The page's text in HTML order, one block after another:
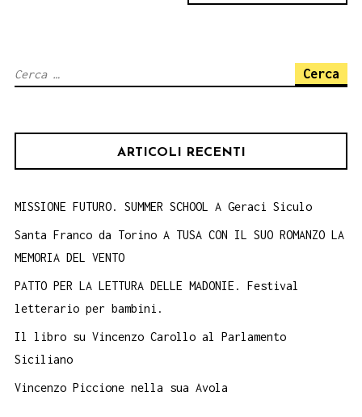
Ricerca
ARTICOLI RECENTI
MISSIONE FUTURO. SUMMER SCHOOL A Geraci Siculo
Santa Franco da Torino A TUSA CON IL SUO ROMANZO LA
MEMORIA DEL VENTO
PATTO PER LA LETTURA DELLE MADONIE. Festival
letterario per bambini.
Il libro su Vincenzo Carollo al Parlamento
Siciliano
Vincenzo Piccione nella sua Avola